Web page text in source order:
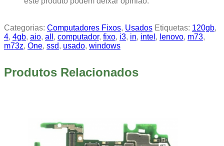
Categorias: Computadores Fixos, Usados Etiquetas: 120gb,
4, 4gb, aio, all , computador, fixo, i3, in, intel , lenovo, m73,
m73z, One, ssd, usado, windows
Produtos Relacionados